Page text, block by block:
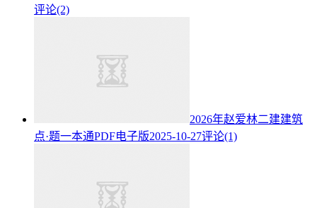
评论(2)
2026年赵爱林二建建筑
点·题一本通PDF电子版2025-10-27评论(1)